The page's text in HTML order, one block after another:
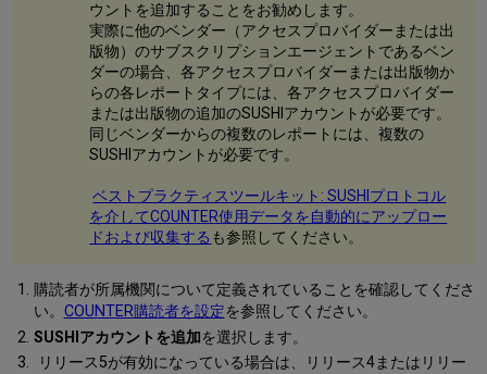
ウントを追加することをお勧めします。
実際に他のベンダー（アクセスプロバイダーまたは出
版物）のサブスクリプションエージェントであるベン
ダーの場合、各アクセスプロバイダーまたは出版物か
らの各レポートタイプには、各アクセスプロバイダー
または出版物の追加のSUSHIアカウントが必要です。
同じベンダーからの複数のレポートには、複数の
SUSHIアカウントが必要です。
ベストプラクティスツールキット: SUSHIプロトコル
を介してCOUNTER使用データを自動的にアップロー
ドおよび収集する も参照してください。
購読者が所属機関について定義されていることを確認してくださ
い。 COUNTER購読者を設定を参照してください。
SUSHIアカウントを追加を選択します。
リリース5が有効になっている場合は、リリース4またはリリー